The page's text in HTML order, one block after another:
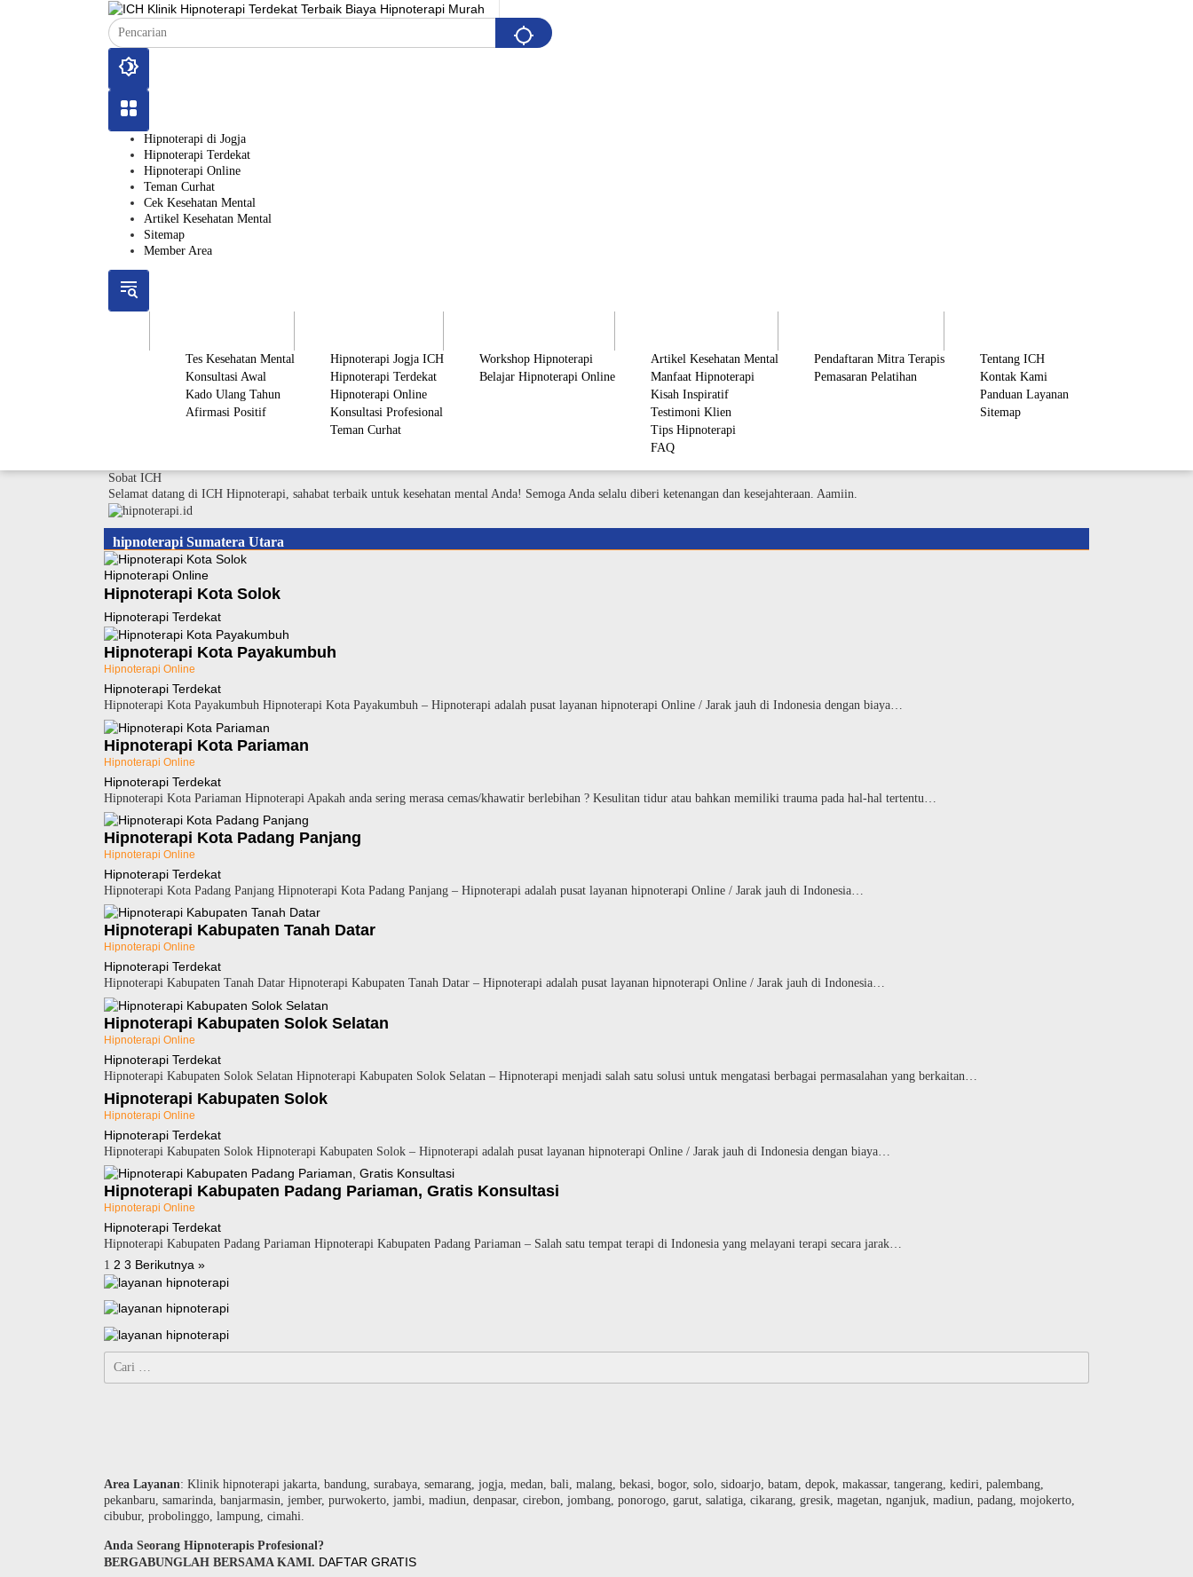
Hipnoterapi di Jogja
Hipnoterapi Terdekat
Hipnoterapi Online
Teman Curhat
Cek Kesehatan Mental
Artikel Kesehatan Mental
Sitemap
Member Area
Tes Kesehatan Mental
Konsultasi Awal
Kado Ulang Tahun
Afirmasi Positif
Hipnoterapi Jogja ICH
Hipnoterapi Terdekat
Hipnoterapi Online
Konsultasi Profesional
Teman Curhat
Workshop Hipnoterapi
Belajar Hipnoterapi Online
Artikel Kesehatan Mental
Manfaat Hipnoterapi
Kisah Inspiratif
Testimoni Klien
Tips Hipnoterapi
FAQ
Pendaftaran Mitra Terapis
Pemasaran Pelatihan
Tentang ICH
Kontak Kami
Panduan Layanan
Sitemap
Sobat ICH
Selamat datang di ICH Hipnoterapi, sahabat terbaik untuk kesehatan mental Anda! Semoga Anda selalu diberi ketenangan dan kesejahteraan. Aamiin.
hipnoterapi Sumatera Utara
Hipnoterapi Online
Hipnoterapi Kota Solok
Hipnoterapi Terdekat
Hipnoterapi Kota Payakumbuh
Hipnoterapi Online
Hipnoterapi Terdekat
Hipnoterapi Kota Payakumbuh Hipnoterapi Kota Payakumbuh – Hipnoterapi adalah pusat layanan hipnoterapi Online / Jarak jauh di Indonesia dengan biaya…
Hipnoterapi Kota Pariaman
Hipnoterapi Online
Hipnoterapi Terdekat
Hipnoterapi Kota Pariaman Hipnoterapi Apakah anda sering merasa cemas/khawatir berlebihan ? Kesulitan tidur atau bahkan memiliki trauma pada hal-hal tertentu…
Hipnoterapi Kota Padang Panjang
Hipnoterapi Online
Hipnoterapi Terdekat
Hipnoterapi Kota Padang Panjang Hipnoterapi Kota Padang Panjang – Hipnoterapi adalah pusat layanan hipnoterapi Online / Jarak jauh di Indonesia…
Hipnoterapi Kabupaten Tanah Datar
Hipnoterapi Online
Hipnoterapi Terdekat
Hipnoterapi Kabupaten Tanah Datar Hipnoterapi Kabupaten Tanah Datar – Hipnoterapi adalah pusat layanan hipnoterapi Online / Jarak jauh di Indonesia…
Hipnoterapi Kabupaten Solok Selatan
Hipnoterapi Online
Hipnoterapi Terdekat
Hipnoterapi Kabupaten Solok Selatan Hipnoterapi Kabupaten Solok Selatan – Hipnoterapi menjadi salah satu solusi untuk mengatasi berbagai permasalahan yang berkaitan…
Hipnoterapi Kabupaten Solok
Hipnoterapi Online
Hipnoterapi Terdekat
Hipnoterapi Kabupaten Solok Hipnoterapi Kabupaten Solok – Hipnoterapi adalah pusat layanan hipnoterapi Online / Jarak jauh di Indonesia dengan biaya…
Hipnoterapi Kabupaten Padang Pariaman, Gratis Konsultasi
Hipnoterapi Online
Hipnoterapi Terdekat
Hipnoterapi Kabupaten Padang Pariaman Hipnoterapi Kabupaten Padang Pariaman – Salah satu tempat terapi di Indonesia yang melayani terapi secara jarak…
Paginasi
pos
1 2 3 Berikutnya »
untuk:
Area Layanan: Klinik hipnoterapi jakarta, bandung, surabaya, semarang, jogja, medan, bali, malang, bekasi, bogor, solo, sidoarjo, batam, depok, makassar, tangerang, kediri, palembang,
pekanbaru, samarinda, banjarmasin, jember, purwokerto, jambi, madiun, denpasar, cirebon, jombang, ponorogo, garut, salatiga, cikarang, gresik, magetan, nganjuk, madiun, padang, mojokerto,
cibubur, probolinggo, lampung, cimahi.
Anda Seorang Hipnoterapis Profesional?
BERGABUNGLAH BERSAMA KAMI. DAFTAR GRATIS